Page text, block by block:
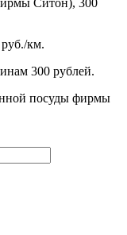
км.
300 рублей.
посуды фирмы